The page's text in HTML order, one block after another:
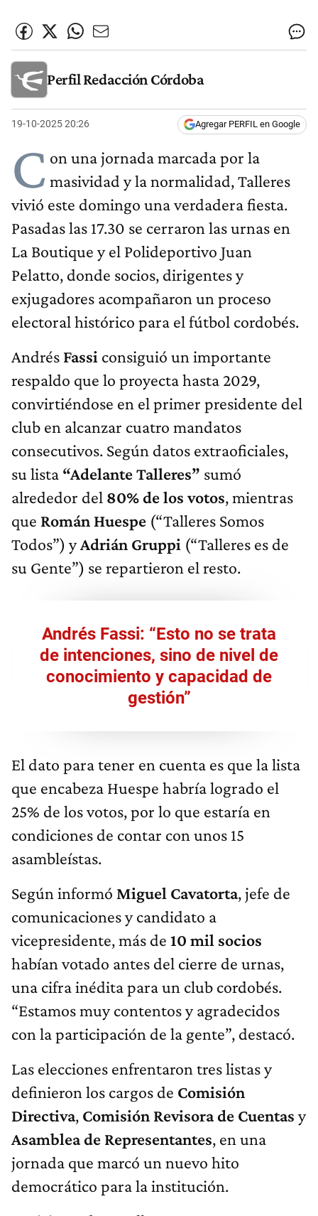
Perfil Redacción Córdoba
19-10-2025 20:26 Agregar PERFIL en Google
C on una jornada marcada por la
masividad y la normalidad, Talleres
vivió este domingo una verdadera fiesta.
Pasadas las 17.30 se cerraron las urnas en
La Boutique y el Polideportivo Juan
Pelatto, donde socios, dirigentes y
exjugadores acompañaron un proceso
electoral histórico para el fútbol cordobés.
Andrés Fassi consiguió un importante
respaldo que lo proyecta hasta 2029,
convirtiéndose en el primer presidente del
club en alcanzar cuatro mandatos
consecutivos. Según datos extraoficiales,
su lista “Adelante Talleres” sumó
alrededor del 80% de los votos, mientras
que Román Huespe (“Talleres Somos
Todos”) yAdrián Gruppi (“Talleres es de
su Gente”) se repartieron el resto.
Andrés Fassi: “Esto no se trata
de intenciones, sino de nivel de
conocimiento y capacidad de
gestión”
El dato para tener en cuenta es que la lista
que encabeza Huespe habría logrado el
25% de los votos, por lo que estaría en
condiciones de contar con unos 15
asambleístas.
Según informó Miguel Cavatorta, jefe de
comunicaciones y candidato a
vicepresidente, más de 10 mil socios
habían votado antes del cierre de urnas,
una cifra inédita para un club cordobés.
“Estamos muy contentos y agradecidos
con la participación de la gente”, destacó.
Las elecciones enfrentaron tres listas y
definieron los cargos de Comisión
Directiva, Comisión Revisora de Cuentas y
Asamblea de Representantes, en una
jornada que marcó un nuevo hito
democrático para la institución.